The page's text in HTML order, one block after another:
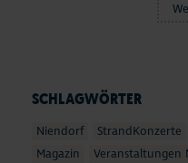
SCHLAGWÖRTER
Niendorf StrandKonzerte
Magazin
Veranstaltungen